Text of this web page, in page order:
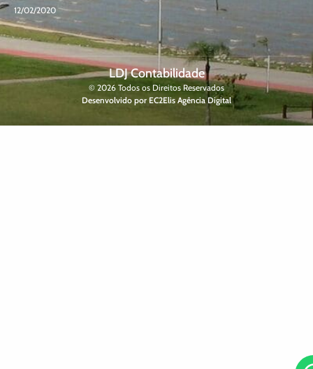
12/02/2020
LDJ Contabilidade
© 2026 Todos os Direitos Reservados
Desenvolvido por EC2Elis Agência Digital